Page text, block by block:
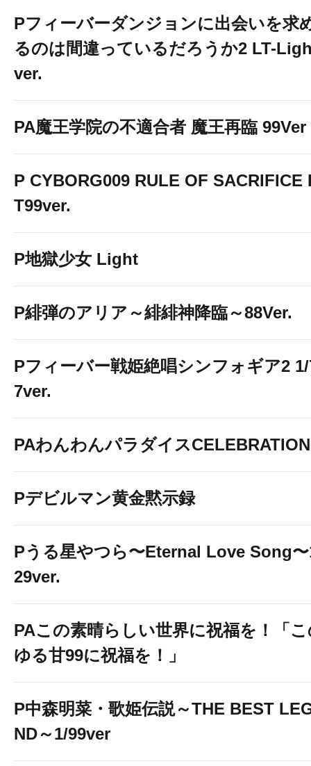
Pフィーバーダンジョンに出会いを求
るのは間違っているだろうか2 LT-
ver.
PA魔王学院の不適合者 魔王再臨 99Ver
P CYBORG009 RULE OF SACRIFICE
T99ver.
P地獄少女 Light
P緋弾のアリア～緋緋神降臨～88Ver.
Pフィーバー戦姫絶唱シンフォギア2
7ver.
PAわんわんパラダイスCELEBRATION
Pデビルマン黄金黙示録
Pうる星やつら〜Eternal Love Song
29ver.
PAこの素晴らしい世界に祝福を！「
ゆる甘99に祝福を！」
P中森明菜・歌姫伝説～THE BEST
ND～1/99ver